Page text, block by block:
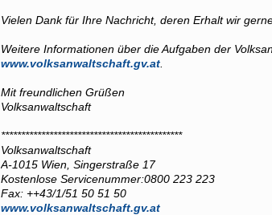
Vielen Dank für Ihre Nachricht, deren Erhalt wir
Weitere Informationen über die Aufgaben der
www.volksanwaltschaft.gv.at
Mit freundlichen Grüßen
Volksanwaltschaft
*********************************************
Volksanwaltschaft
A-1015 Wien, Singerstraße 17
Kostenlose Servicenummer:0800 223 223
Fax: ++43/1/51 50 51 50
www.volksanwaltschaft.gv.at